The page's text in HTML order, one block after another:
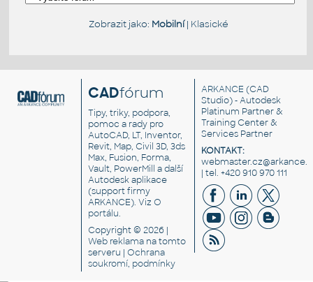
Zobrazit jako: Mobilní| Klasické
CADfórum
Tipy, triky, podpora,
pomoc a rady pro
AutoCAD, LT, Inventor,
Revit, Map, Civil 3D, 3ds
Max, Fusion, Forma,
Vault, PowerMill a další
Autodesk aplikace
(support firmy
ARKANCE). VizO
portálu.
Copyright © 2026 |
Web reklama na tomto
serveru |Ochrana
soukromí, podmínky
ARKANCE (CAD
Studio) - Autodesk
Platinum Partner &
Training Center &
Services Partner
KONTAKT:
| tel. +420 910 970 111